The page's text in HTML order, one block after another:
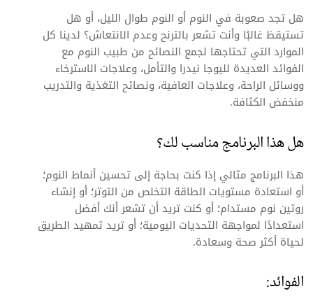
هل تجد صعوبة في النوم أو النوم طوال الليل، أو هل
تستيقظ غالبًا وأنت تشعر بالترنح وعدم الانتعاش؟ لدينا كل
الموارد التي تحتاجها لجمع النصائح من طبيب النوم مع
الفوائد العديدة لليوجا نيدرا والتأمل، وعلاجات الاسترخاء
ووسائل الراحة، وعلاجات العافية، ونصائح التغذية والتدريب
منخفض الكثافة.
هل هذا البرنامج مناسب لك؟
هذا البرنامج مثالي إذا كنت بحاجة إلى تحسين أنماط النوم؛
أو استعادة مستويات الطاقة التخلص من التوتر؛ أو إنشاء
روتين نوم مستدام؛ أو كنت تريد أن تشعر أنك أفضل
استعدادًا لمواجهة التحديات اليومية؛ أو تريد تمهيد الطريق
لحياة أكثر صحة وسعادة.
الفوائد: